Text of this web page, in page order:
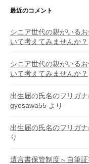
最近のコメント
シニア世代の親がいる
いて考えてみませんか？
シニア世代の親がいる
いて考えてみませんか？
出生届の氏名のフリガ
gyosawa55 より
出生届の氏名のフリガ
り
遺言書保管制度～自筆